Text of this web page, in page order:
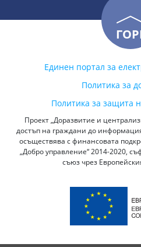
Единен портал за
Политика за
Политика за защита
Проект „Доразвитие и
достъп на граждани до
осъществява с финансовата
„Добро управление“ 2014-2020,
съюз чрез